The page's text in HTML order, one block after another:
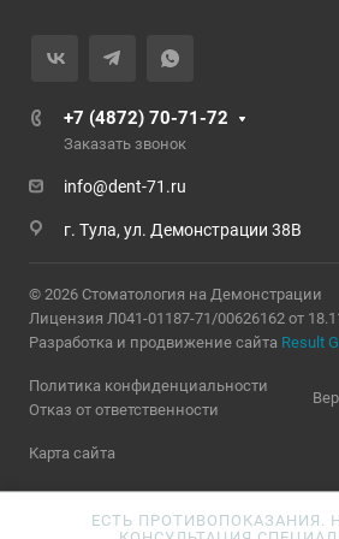
+7 (4872) 70-71-72
Заказать звонок
info@dent-71.ru
г. Тула, ул. Демонстрации 38В
© 2026 Стоматология на Демонстрации
Лицензия Л041-01187-71/00626162 от
Разработка и продвижение сайта Result
Политика конфиденциальности
Отказ от ответственности
Карта сайта
ЕСТЬ ПРОТИВОПОКАЗАНИЯ.